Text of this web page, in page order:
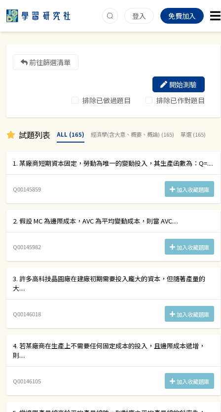
登入 免費加入
前往篩選清單
排除已做過題目 排除已作對題目
開始測驗
試題列表 ALL (165) 經濟學(含大意、概要、概論) (165) 單選 (165)
1. 某廠商短期資本固定，勞動為唯一的變動投入，其生產函數為：Q=....
Q00145859 加入收藏題庫
2. 假設 MC 為邊際成本，AVC 為平均變動成本，則當 AVC....
Q00145982 加入收藏題庫
3. 許多高科技晶圓廠在建廠初期需要投入龐大的資本，但隨著產量的
大....
Q00146018 加入收藏題庫
4. 若某廠商在生產上不需要任何固定成本的投入，且邊際成本遞增，
則....
Q00146105 加入收藏題庫